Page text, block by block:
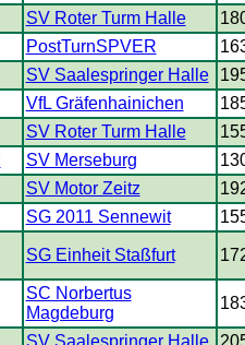
SV Roter Turm Halle
PostTurnSPVER
SV Saalespringer Halle
VfL Gräfenhainichen
SV Roter Turm Halle
SV Merseburg
SV Motor Zeitz
SG 2011 Sennewit
SG Einheit Staßfurt
SC Norbertus
Magdeburg
SV Saalespringer Halle